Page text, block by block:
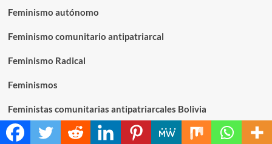
Feminismo autónomo
Feminismo comunitario antipatriarcal
Feminismo Radical
Feminismos
Feministas comunitarias antipatriarcales Bolivia
Flora Pavez Tobar encarcelada